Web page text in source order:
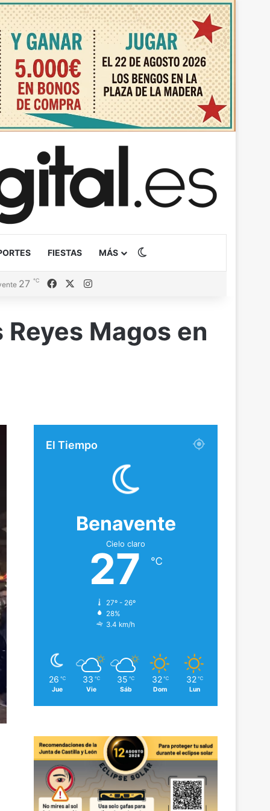
FIESTAS MÁS
27 ℃ FacebookInstagram
Magos en
El Tiempo
Benavente
Cielo claro
27 ℃
27º - 26º
28%
3.4 km/h
26 ℃
Jue
33 ℃
Vie
35 ℃
Sáb
32 ℃
Dom
32 ℃
Lun